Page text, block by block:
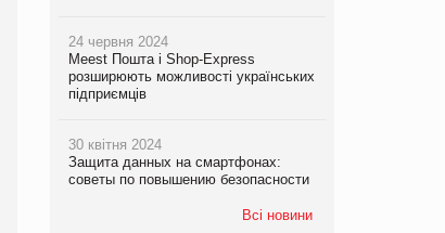
24 червня 2024
Meest Пошта і Shop-Express
розширюють можливості українських
підприємців
30 квітня 2024
Защита данных на смартфонах:
советы по повышению безопасности
Всі новини